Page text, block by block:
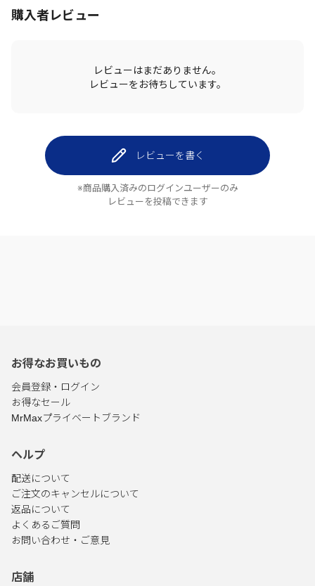
購入者レビュー
レビューはまだありません。
レビューをお待ちしています。
レビューを書く
※商品購入済みのログインユーザーのみ
レビューを投稿できます
お得なお買いもの
会員登録・ログイン
お得なセール
MrMaxプライベートブランド
ヘルプ
配送について
ご注文のキャンセルについて
返品について
よくあるご質問
お問い合わせ・ご意見
店舗